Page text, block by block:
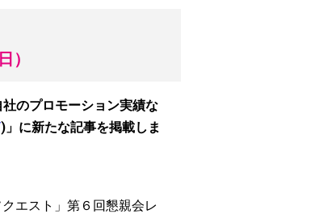
テーマに、セ
の情報、実績
）
のプロモーション実績な
)」に新たな記事を掲載しま
エスト」第６回懇親会レ